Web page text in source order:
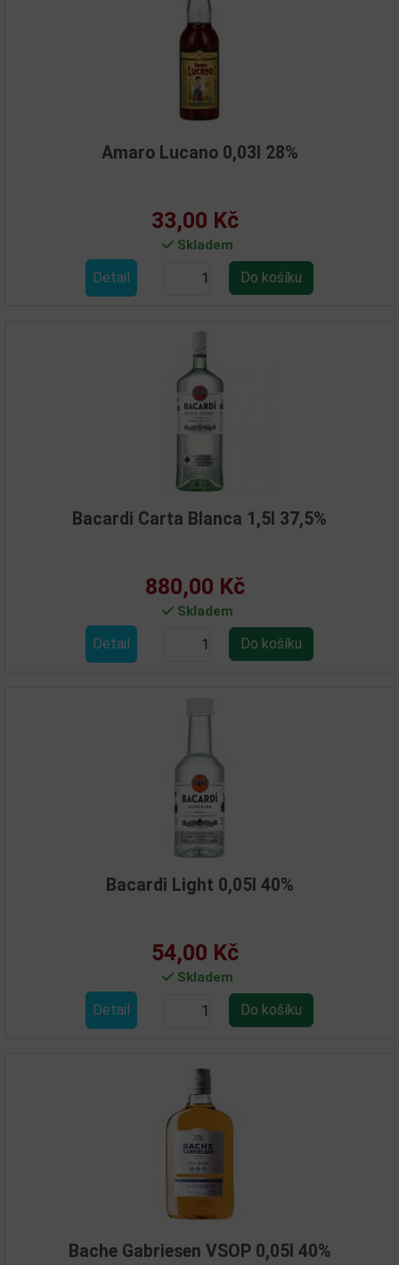
Amaro Lucano 0,03l 28%
33,00 Kč
Skladem
Detail
Bacardi Carta Blanca 1,5l 37,5%
880,00 Kč
Skladem
Detail
Bacardi Light 0,05l 40%
54,00 Kč
Skladem
Detail
Bache Gabriesen VSOP 0,05l 40%